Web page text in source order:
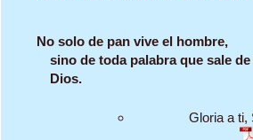
No solo de pan vive el hombre,
sino de toda palabra que sale
Dios.
Gloria a ti,